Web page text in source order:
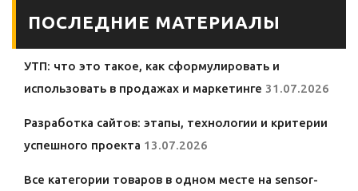
ПОСЛЕДНИЕ МАТЕРИАЛЫ
УТП: что это такое, как сформулировать и
использовать в продажах и маркетинге 31.07.2026
Разработка сайтов: этапы, технологии и критерии
успешного проекта 13.07.2026
Все категории товаров в одном месте на sensor-